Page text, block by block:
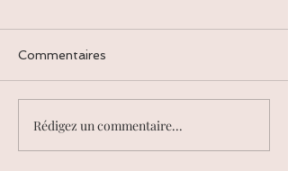
Commentaires
Rédigez un commentaire...